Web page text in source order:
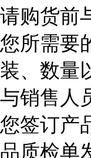
请购货前
您所需要
装、数量
与销售人
您签订产
品质检单